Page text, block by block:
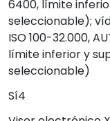
6400, límite
seleccionable);
ISO 100-32.000,
límite inferior y
seleccionable)
Sí4